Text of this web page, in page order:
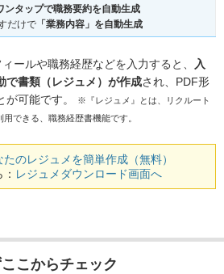
ンタップで職務要約を自動生成
だけで 「業務内容」を自動生成
ールや職務経歴などを入力すると、
入
で書類（レジュメ）が作成され、PDF形
が可能です。
※『レジュメ』とは、リクルート
できる、職務経歴書機能です。
たのレジュメを簡単作成（無料）
レジュメダウンロード画面へ
こからチェック